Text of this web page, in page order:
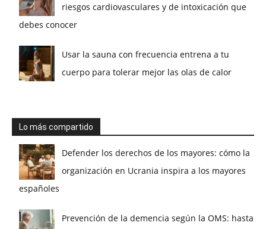
riesgos cardiovasculares y de intoxicación que
debes conocer
Usar la sauna con frecuencia entrena a tu
cuerpo para tolerar mejor las olas de calor
Lo más compartido
Defender los derechos de los mayores: cómo la
organización en Ucrania inspira a los mayores
españoles
Prevención de la demencia según la OMS: hasta